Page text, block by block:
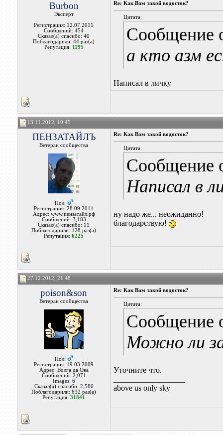
Burbon
Эксперт
Регистрация: 12.07.2011
Сообщений: 454
Сказал(а) спасибо: 40
Поблагодарили: 44 раз(а)
Репутация: 1195
Re: Как Вам такой водосток?
Цитата:
Сообщение
а кто азм
Написал в личку
13.11.2012, 10:45
ПЕНЗАТАЙЛЪ
Ветеран сообщества
Пол:
Регистрация: 28.09.2011
Адрес: www.пензатайл.рф
Сообщений: 3,183
Сказал(а) спасибо: 11
Поблагодарили: 128 раз(а)
Репутация:6225
Re: Как Вам такой водосток?
Цитата:
Сообщение
Написал в
ну надо же... неожиданно!
благодарствую!
27.12.2012, 21:48
poison&son
Ветеран сообщества
Пол:
Регистрация: 19.03.2009
Адрес: Волга да Ока
Сообщений: 2,071
Images: 6
Сказал(а) спасибо: 2,586
Поблагодарили: 832 раз(а)
Репутация:31841
Re: Как Вам такой водосток?
Цитата:
Сообщение
Можно ли
Уточните что.
above us only sky